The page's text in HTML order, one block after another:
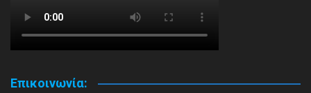
Επικοινωνία: